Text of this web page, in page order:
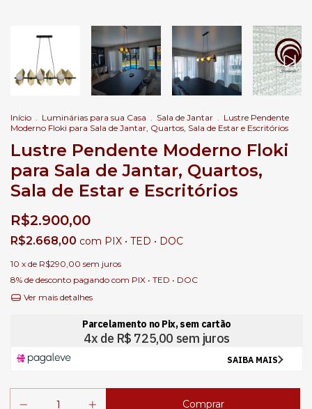
Início . Luminárias para sua Casa . Sala de Jantar . Lustre Pendente
Moderno Floki para Sala de Jantar, Quartos, Sala de Estar e Escritórios
Lustre Pendente Moderno Floki
para Sala de Jantar, Quartos,
Sala de Estar e Escritórios
R$2.900,00
R$2.668,00 com PIX • TED • DOC
10 x de R$290,00 sem juros
8% de desconto pagando com PIX • TED • DOC
Ver mais detalhes